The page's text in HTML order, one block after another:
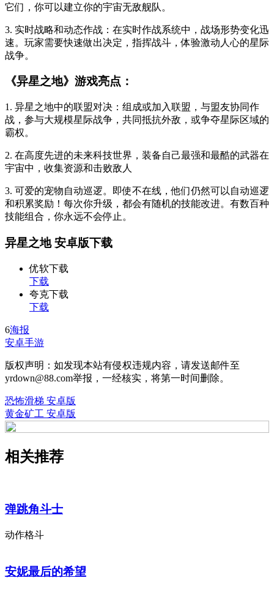
它们，你可以建立你的宇宙无敌舰队。
3. 实时战略和动态作战：在实时作战系统中，战场形势变化迅
速。玩家需要快速做出决定，指挥战斗，体验激动人心的星际
战争。
《异星之地》游戏亮点：
1. 异星之地中的联盟对决：组成或加入联盟，与盟友协同作
战，参与大规模星际战争，共同抵抗外敌，或争夺星际区域的
霸权。
2. 在高度先进的未来科技世界，装备自己最强和最酷的武器在
宇宙中，收集资源和击败敌人
3. 可爱的宠物自动巡逻。即使不在线，他们仍然可以自动巡逻
和积累奖励！每次你升级，都会有随机的技能改进。有数百种
技能组合，你永远不会停止。
异星之地 安卓版下载
优软下载
下载
夸克下载
下载
6海报
安卓手游
版权声明：如发现本站有侵权违规内容，请发送邮件至
yrdown@88.com举报，一经核实，将第一时间删除。
恐怖滑梯 安卓版
黄金矿工 安卓版
相关推荐
弹跳角斗士
动作格斗
安妮最后的希望